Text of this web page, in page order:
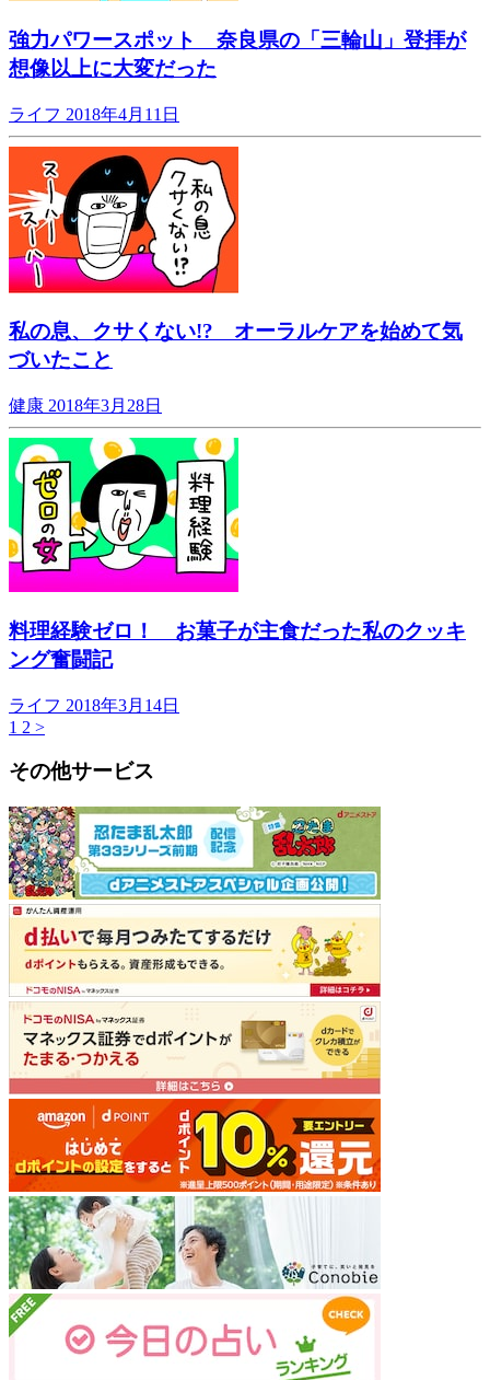
強力パワースポット 奈良県の「三輪山」登拝が
想像以上に大変だった
ライフ 2018年4月11日
私の息、クサくない!? オーラルケアを始めて気
づいたこと
健康 2018年3月28日
料理経験ゼロ！ お菓子が主食だった私のクッキ
ング奮闘記
ライフ 2018年3月14日
1 2 >
その他サービス